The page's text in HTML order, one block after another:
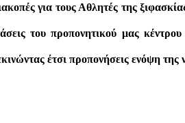
για τους Αθλητές της
του προπονητικού μας
έτσι προπονήσεις ενόψη της